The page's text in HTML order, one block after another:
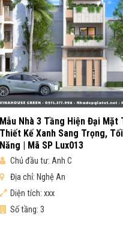
Mẫu Nhà 3 Tầng Hiện Đại Mặt
Thiết Kế Xanh Sang Trọng,
Năng | Mã SP Lux013
Chủ đầu tư: Anh C
Địa chỉ: Nghệ An
Diện tích: xxx
Số tầng: 3